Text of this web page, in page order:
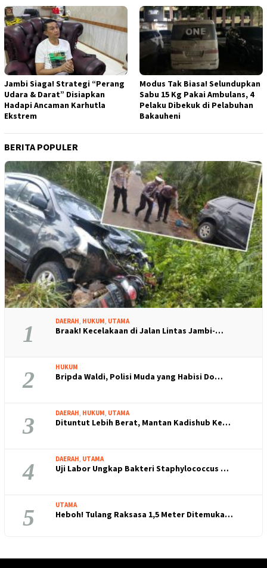
Jambi Siaga! Strategi “Perang
Udara & Darat” Disiapkan
Hadapi Ancaman Karhutla
Ekstrem
Modus Tak Biasa! Selundupkan
Sabu 15 Kg Pakai Ambulans, 4
Pelaku Dibekuk di Pelabuhan
Bakauheni
BERITA POPULER
1 DAERAH, HUKUM, UTAMA
Braak! Kecelakaan di Jalan Lintas Jambi-…
2 HUKUM
Bripda Waldi, Polisi Muda yang Habisi Do…
3 DAERAH, HUKUM, UTAMA
Dituntut Lebih Berat, Mantan Kadishub Ke…
4 DAERAH, UTAMA
Uji Labor Ungkap Bakteri Staphylococcus …
5 UTAMA
Heboh! Tulang Raksasa 1,5 Meter Ditemuka…